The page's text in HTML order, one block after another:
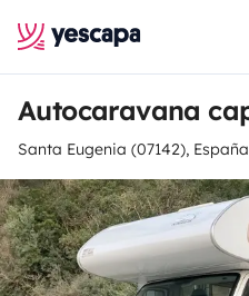
Santa Eugenia (07142), España